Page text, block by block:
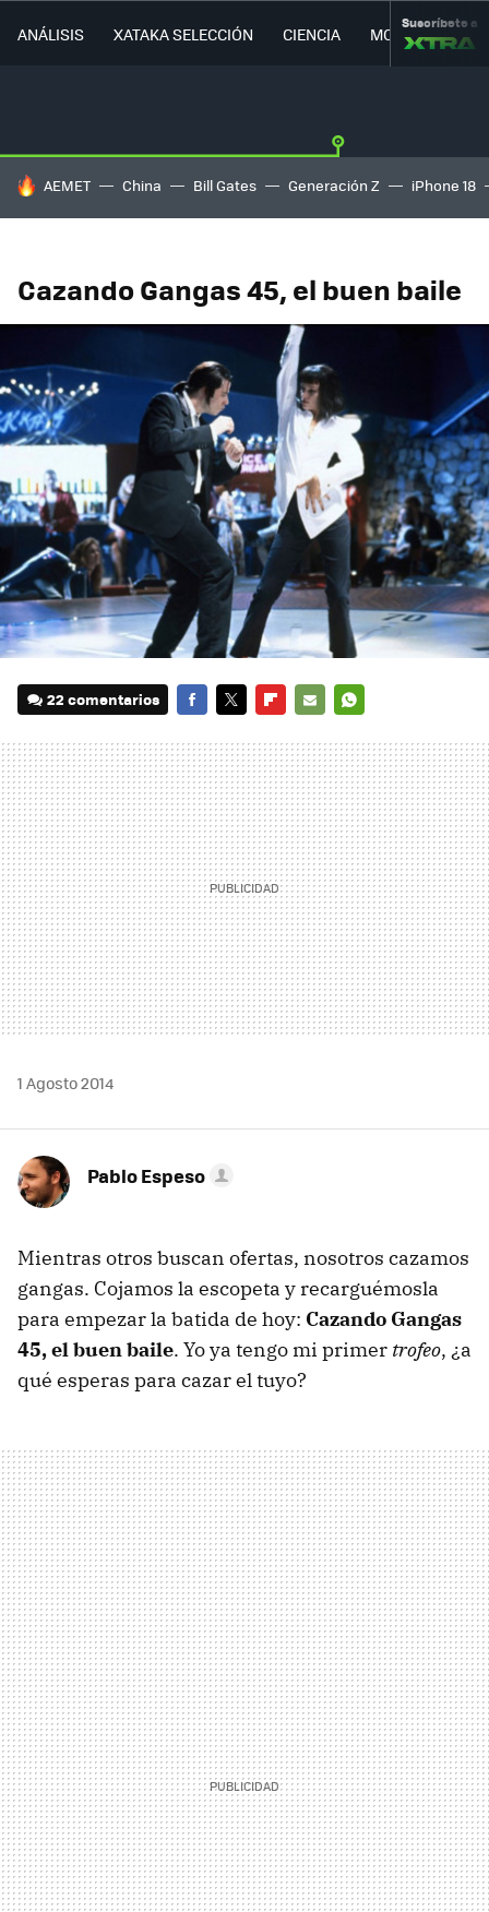
ANÁLISIS XATAKA SELECCIÓN CIENCIA MOVILIDAD
Suscríbete a
HOY SE HABLA DE
AEMET China Bill Gates Generación Z iPhone 18
Cazando Gangas 45, el buen baile
22 comentarios
MAIL
1 Agosto 2014
Pablo Espeso
Mientras otros buscan ofertas, nosotros cazamos
gangas. Cojamos la escopeta y recarguémosla
para empezar la batida de hoy: Cazando Gangas
45, el buen baile. Yo ya tengo mi primer trofeo, ¿a
qué esperas para cazar el tuyo?